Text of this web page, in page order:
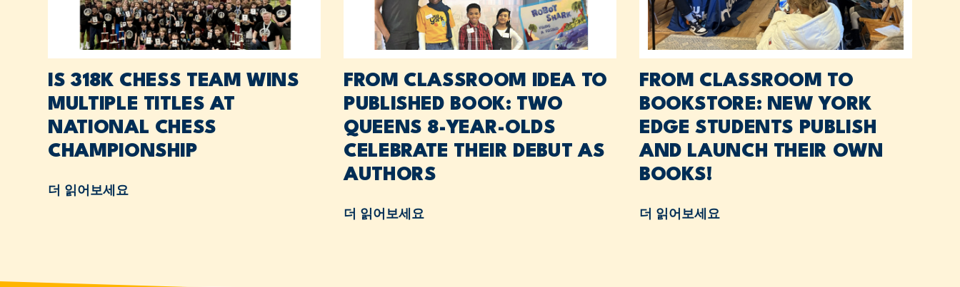
IS 318K CHESS TEAM WINS
MULTIPLE TITLES AT
NATIONAL CHESS
CHAMPIONSHIP
더 읽어보세요
FROM CLASSROOM IDEA TO
PUBLISHED BOOK: TWO
QUEENS 8-YEAR-OLDS
CELEBRATE THEIR DEBUT AS
AUTHORS
더 읽어보세요
FROM CLASSROOM TO
BOOKSTORE: NEW YORK
EDGE STUDENTS PUBLISH
AND LAUNCH THEIR OWN
BOOKS!
더 읽어보세요